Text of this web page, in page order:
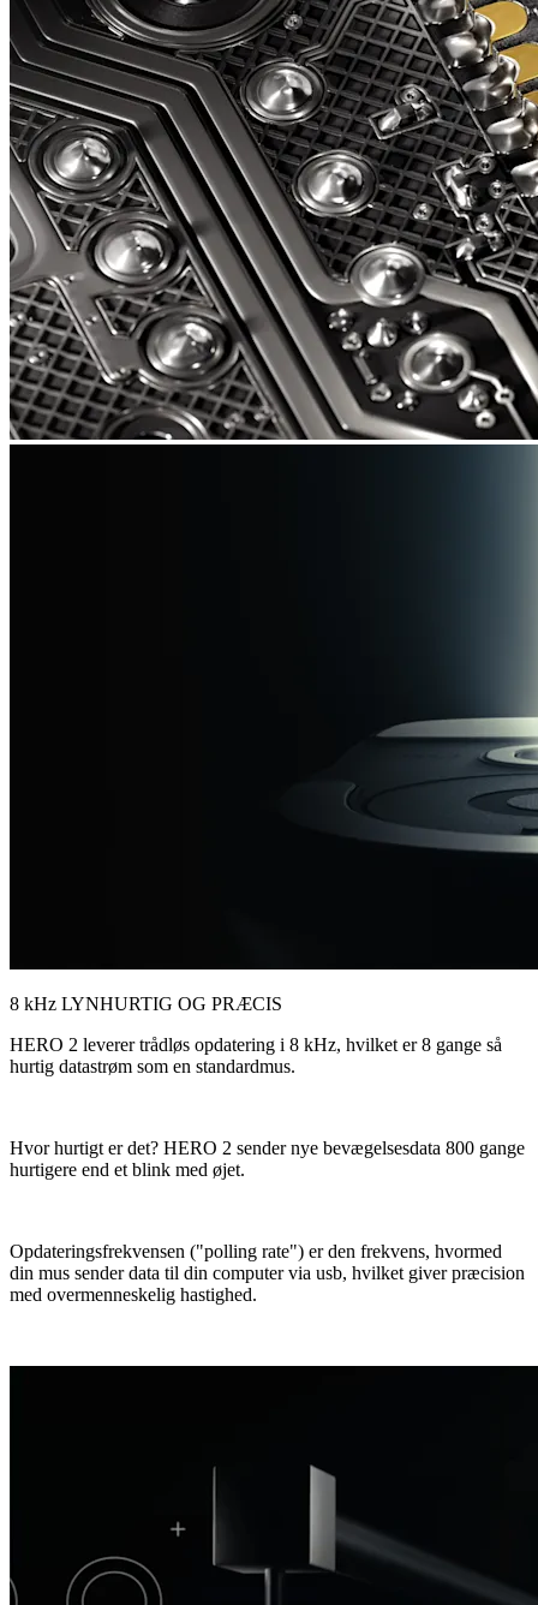
8 kHz LYNHURTIG OG PRÆCIS
HERO 2 leverer trådløs opdatering i 8 kHz, hvilket er 8 gange så
hurtig datastrøm som en standardmus.
Hvor hurtigt er det? HERO 2 sender nye bevægelsesdata 800 gange
hurtigere end et blink med øjet.
Opdateringsfrekvensen ("polling rate") er den frekvens, hvormed
din mus sender data til din computer via usb, hvilket giver præcision
med overmenneskelig hastighed.